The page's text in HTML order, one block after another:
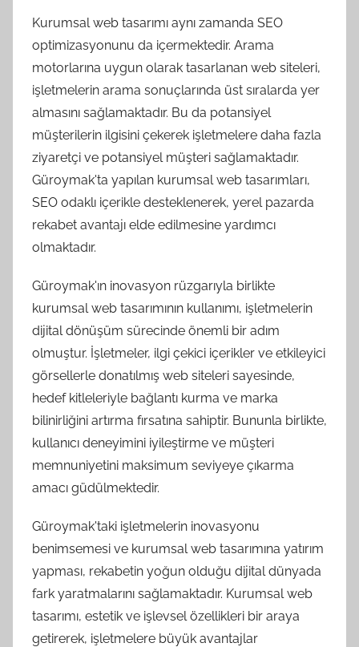
Kurumsal web tasarımı aynı zamanda SEO
optimizasyonunu da içermektedir. Arama
motorlarına uygun olarak tasarlanan web siteleri,
işletmelerin arama sonuçlarında üst sıralarda yer
almasını sağlamaktadır. Bu da potansiyel
müşterilerin ilgisini çekerek işletmelere daha fazla
ziyaretçi ve potansiyel müşteri sağlamaktadır.
Güroymak'ta yapılan kurumsal web tasarımları,
SEO odaklı içerikle desteklenerek, yerel pazarda
rekabet avantajı elde edilmesine yardımcı
olmaktadır.
Güroymak'ın inovasyon rüzgarıyla birlikte
kurumsal web tasarımının kullanımı, işletmelerin
dijital dönüşüm sürecinde önemli bir adım
olmuştur. İşletmeler, ilgi çekici içerikler ve etkileyici
görsellerle donatılmış web siteleri sayesinde,
hedef kitleleriyle bağlantı kurma ve marka
bilinirliğini artırma fırsatına sahiptir. Bununla birlikte,
kullanıcı deneyimini iyileştirme ve müşteri
memnuniyetini maksimum seviyeye çıkarma
amacı güdülmektedir.
Güroymak'taki işletmelerin inovasyonu
benimsemesi ve kurumsal web tasarımına yatırım
yapması, rekabetin yoğun olduğu dijital dünyada
fark yaratmalarını sağlamaktadır. Kurumsal web
tasarımı, estetik ve işlevsel özellikleri bir araya
getirerek, işletmelere büyük avantajlar